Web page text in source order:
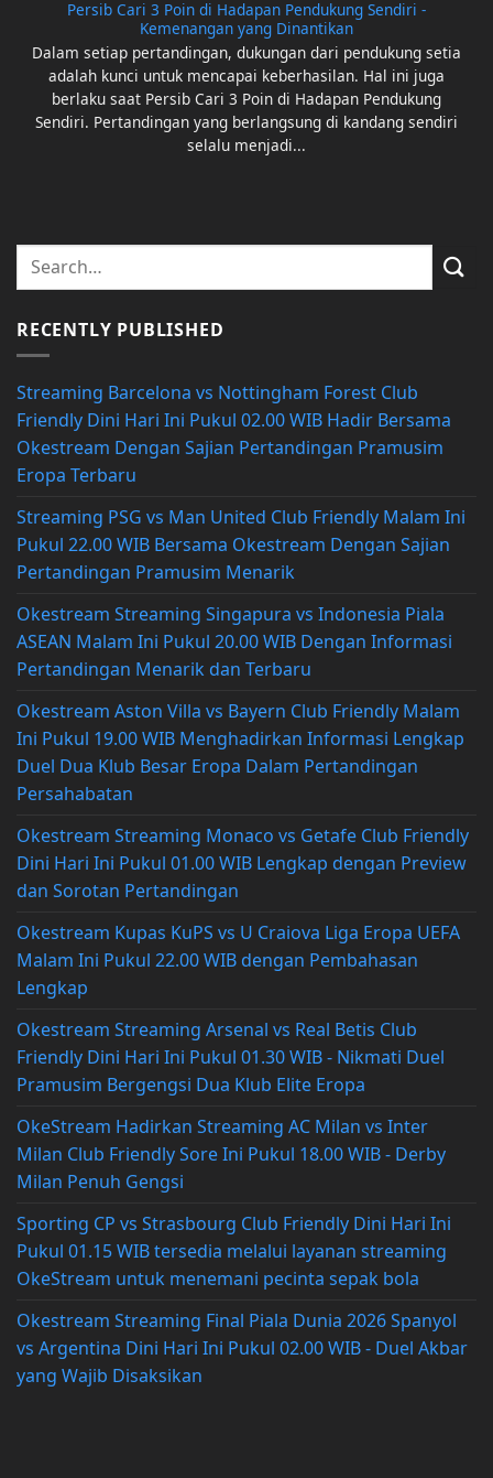
Persib Cari 3 Poin di Hadapan Pendukung Sendiri -
Kemenangan yang Dinantikan
Dalam setiap pertandingan, dukungan dari pendukung setia
adalah kunci untuk mencapai keberhasilan. Hal ini juga
berlaku saat Persib Cari 3 Poin di Hadapan Pendukung
Sendiri. Pertandingan yang berlangsung di kandang sendiri
selalu menjadi...
RECENTLY PUBLISHED
Streaming Barcelona vs Nottingham Forest Club
Friendly Dini Hari Ini Pukul 02.00 WIB Hadir Bersama
Okestream Dengan Sajian Pertandingan Pramusim
Eropa Terbaru
Streaming PSG vs Man United Club Friendly Malam Ini
Pukul 22.00 WIB Bersama Okestream Dengan Sajian
Pertandingan Pramusim Menarik
Okestream Streaming Singapura vs Indonesia Piala
ASEAN Malam Ini Pukul 20.00 WIB Dengan Informasi
Pertandingan Menarik dan Terbaru
Okestream Aston Villa vs Bayern Club Friendly Malam
Ini Pukul 19.00 WIB Menghadirkan Informasi Lengkap
Duel Dua Klub Besar Eropa Dalam Pertandingan
Persahabatan
Okestream Streaming Monaco vs Getafe Club Friendly
Dini Hari Ini Pukul 01.00 WIB Lengkap dengan Preview
dan Sorotan Pertandingan
Okestream Kupas KuPS vs U Craiova Liga Eropa UEFA
Malam Ini Pukul 22.00 WIB dengan Pembahasan
Lengkap
Okestream Streaming Arsenal vs Real Betis Club
Friendly Dini Hari Ini Pukul 01.30 WIB - Nikmati Duel
Pramusim Bergengsi Dua Klub Elite Eropa
OkeStream Hadirkan Streaming AC Milan vs Inter
Milan Club Friendly Sore Ini Pukul 18.00 WIB - Derby
Milan Penuh Gengsi
Sporting CP vs Strasbourg Club Friendly Dini Hari Ini
Pukul 01.15 WIB tersedia melalui layanan streaming
OkeStream untuk menemani pecinta sepak bola
Okestream Streaming Final Piala Dunia 2026 Spanyol
vs Argentina Dini Hari Ini Pukul 02.00 WIB - Duel Akbar
yang Wajib Disaksikan